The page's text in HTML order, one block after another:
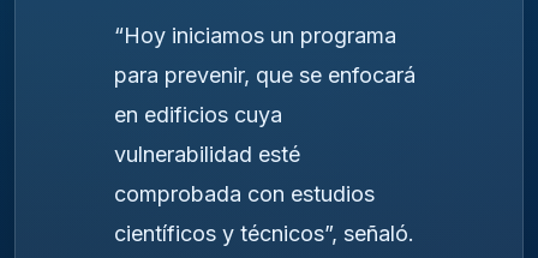
“Hoy iniciamos un programa
para prevenir, que se enfocará
en edificios cuya
vulnerabilidad esté
comprobada con estudios
científicos y técnicos”, señaló.